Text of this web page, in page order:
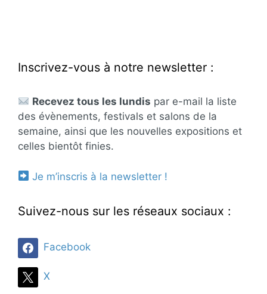
Inscrivez-vous à notre newsletter :
Recevez tous les lundis par e-mail la liste
des évènements, festivals et salons de la
semaine, ainsi que les nouvelles expositions et
celles bientôt finies.
Je m’inscris à la newsletter !
Suivez-nous sur les réseaux sociaux :
Facebook
X